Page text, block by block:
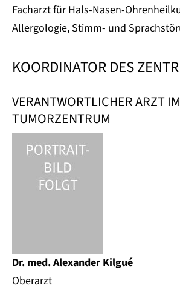
Facharzt für Hals-Nasen-
Allergologie, Stimm- und
KOORDINATOR DES
VERANTWORTLICHER ARZT
TUMORZENTRUM
Dr. med. Alexander Kilgué
Oberarzt